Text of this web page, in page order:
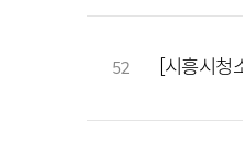
52 [시흥시청